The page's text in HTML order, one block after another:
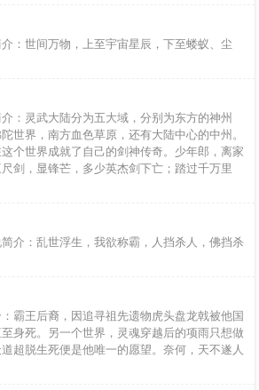
：世间万物，上至宇宙星辰，下至蝼蚁、尘
：灵武大陆分为五大域，分别为东方的神州
世界，南方血色草原，还有大陆中心的中州。
个世界成就了自己的剑神传奇。少年郎，离家
剑，显锋芒，多少英杰剑下亡；踏过千万里
介：乱世浮生，我欲称霸，人挡杀人，佛挡杀
霸王后裔，因追寻祖先遗物虎头盘龙戟被他国
身死。另一个世界，灵魂穿越后的项雨只想做
超脱生死便是他唯一的愿望。奈何，天不遂人